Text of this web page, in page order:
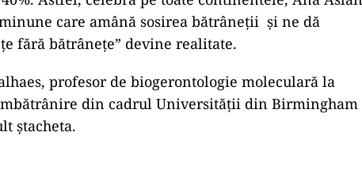
care amână sosirea bătrâneții și ne dă
fără bătrânețe” devine realitate.
profesor de biogerontologie moleculară la
din cadrul Universității din Birmingham
ștacheta.